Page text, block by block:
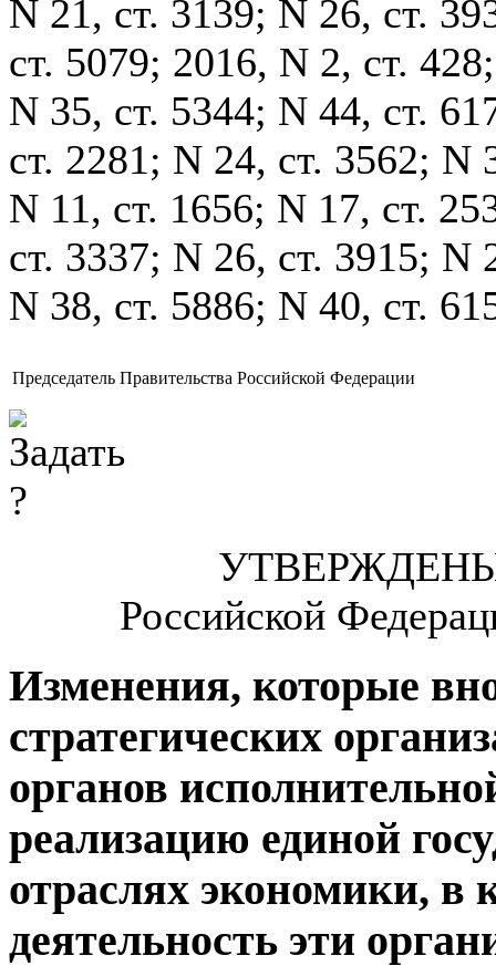
N 21, ст. 3139; N 26, ст.
ст. 5079; 2016, N 2, ст.
N 35, ст. 5344; N 44, ст.
ст. 2281; N 24, ст. 3562; N
N 11, ст. 1656; N 17, ст.
ст. 3337; N 26, ст. 3915; N
N 38, ст. 5886; N 40, ст.
Председатель Правительства Российской Федерации
Российской
Изменения, которые
стратегических
органов
реализацию единой
отраслях экономики, в
деятельность эти